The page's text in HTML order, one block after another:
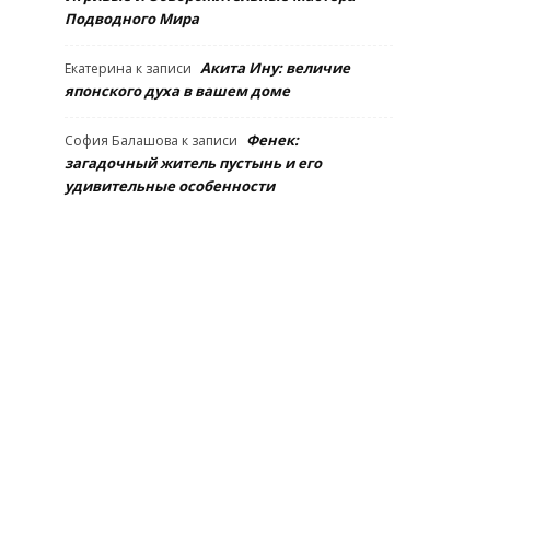
Подводного Мира
Екатерина к записи Акита Ину: величие
японского духа в вашем доме
София Балашова к записи Фенек:
загадочный житель пустынь и его
удивительные особенности